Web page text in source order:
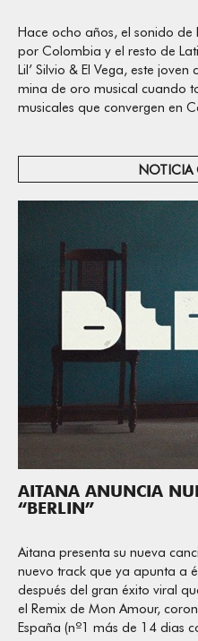
Hace ocho años, el sonido
por Colombia y el resto de
Lil’ Silvio & El Vega, este
mina de oro musical cuando
musicales que convergen en
NOTICIA
AITANA ANUNCIA
“BERLIN”
Aitana presenta su nueva
nuevo track que ya apunta a
después del gran éxito viral
el Remix de Mon Amour,
España (nº1 más de 14 dias